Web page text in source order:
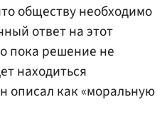
обществу необходимо
ответ на этот
пока решение не
находиться
описал как «моральную